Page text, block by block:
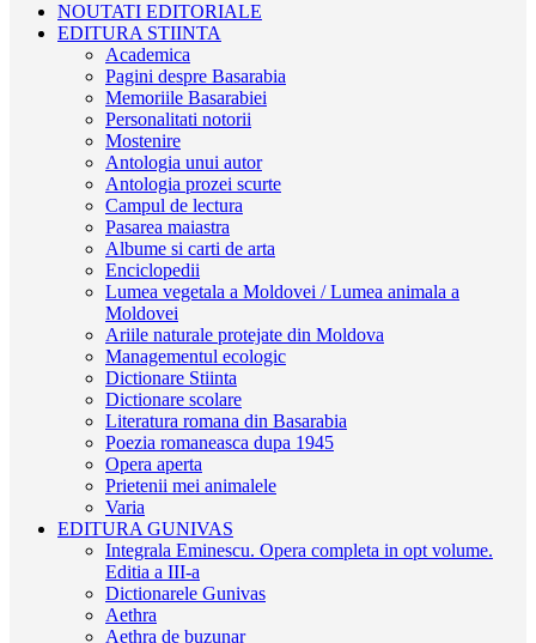
NOUTATI EDITORIALE
EDITURA STIINTA
Academica
Pagini despre Basarabia
Memoriile Basarabiei
Personalitati notorii
Mostenire
Antologia unui autor
Antologia prozei scurte
Campul de lectura
Pasarea maiastra
Albume si carti de arta
Enciclopedii
Lumea vegetala a Moldovei / Lumea animala a
Moldovei
Ariile naturale protejate din Moldova
Managementul ecologic
Dictionare Stiinta
Dictionare scolare
Literatura romana din Basarabia
Poezia romaneasca dupa 1945
Opera aperta
Prietenii mei animalele
Varia
EDITURA GUNIVAS
Integrala Eminescu. Opera completa in opt volume.
Editia a III-a
Dictionarele Gunivas
Aethra
Aethra de buzunar